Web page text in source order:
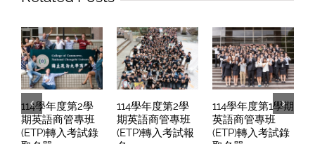
相
關
訊
息
114學年度第2學
期英語商管專班
(ETP)轉入考試錄
114學年度第2學
期英語商管專班
(ETP)轉入考試報
114學年度第1學期
英語商管專班
(ETP)轉入考試錄